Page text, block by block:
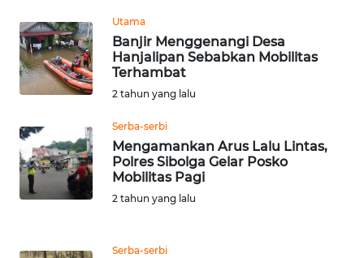
Utama
Banjir Menggenangi Desa
Hanjalipan Sebabkan Mobilitas
Terhambat
2 tahun yang lalu
Serba-serbi
Mengamankan Arus Lalu Lintas,
Polres Sibolga Gelar Posko
Mobilitas Pagi
2 tahun yang lalu
Serba-serbi
INFO
IKLAN
TENTANG
PEDOMAN
MEDIA
SIBER